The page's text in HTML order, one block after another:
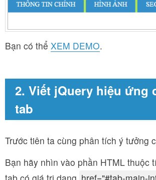
Bạn có thể XEM DEMO.
2. Viết jQuery hiệu ứng
tab
Trước tiên ta cùng phân tích ý tưởng
Bạn hãy nhìn vào phần HTML thuộc